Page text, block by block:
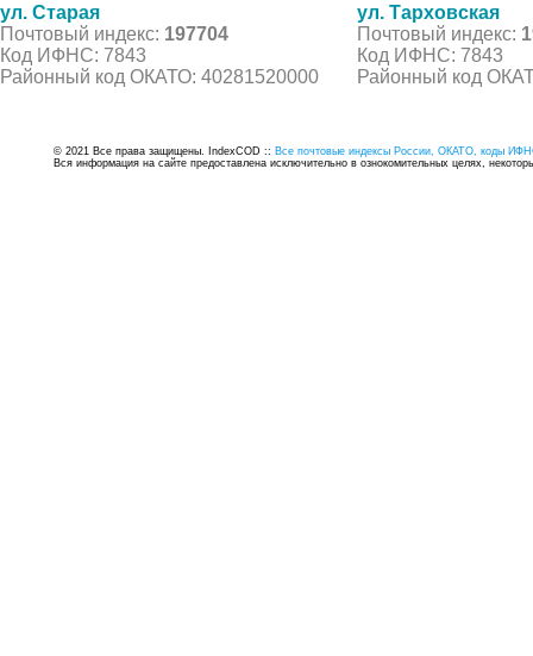
ул. Старая
Почтовый индекс: 197704
Код ИФНС: 7843
Районный код ОКАТО: 40281520000
ул. Тарховская
Почтовый индекс:
Код ИФНС: 7843
Районный код
© 2021 Все права защищены. IndexCOD :: Все почтовые индексы России, ОКАТО, коды
Вся информация на сайте предоставлена исключительно в ознокомительных целях,